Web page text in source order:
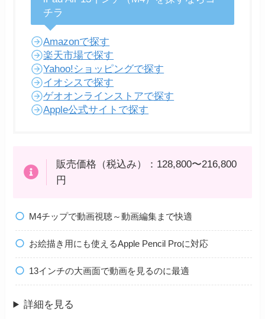
チラ
Amazonで探す
楽天市場で探す
Yahoo!ショッピングで探す
イオシスで探す
ゲオオンラインストアで探す
Apple公式サイトで探す
販売価格（税込み）：128,800〜216,800
円
M4チップで動画視聴～動画編集まで快適
お絵描き用にも使えるApple Pencil Proに対応
13インチの大画面で動画を見るのに最適
詳細を見る